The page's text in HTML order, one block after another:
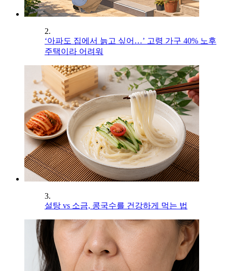
2.
‘아파도 집에서 늙고 싶어…’ 고령 가구 40% 노후
주택이라 어려워
3.
설탕 vs 소금, 콩국수를 건강하게 먹는 법